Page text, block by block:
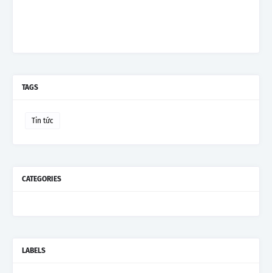
TAGS
Tin tức
CATEGORIES
LABELS